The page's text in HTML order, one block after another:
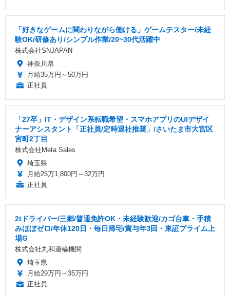
「好きなゲームに関わりながら働ける」ゲームテスター/未経
験OK/研修あり/シンプル作業/20~30代活躍中
株式会社SNJAPAN
神奈川県
月給35万円～50万円
正社員
「27卒」IT・デザイン系転職希望・スマホアプリのUIデザイ
ナーアシスタント「正社員/定時退社推奨」/さいたま市大宮区
宮町2丁目
株式会社Meta Sales
埼玉県
月給25万1,800円～32万円
正社員
2tドライバー/三郷/普通免許OK・未経験歓迎/カゴ台車・手積
みほぼゼロ/年休120日・毎日帰宅/賞与年3回・東証プライム上
場G
株式会社丸和運輸機関
埼玉県
月給29万円～35万円
正社員